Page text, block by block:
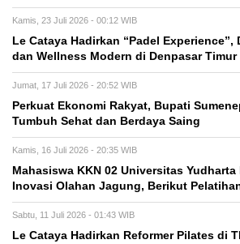
Kamis, 23 Juli 2026 - 00:12 WIB
Le Cataya Hadirkan “Padel
dan Wellness Modern di Denpasar Timur
Jumat, 17 Juli 2026 - 20:52 WIB
Perkuat Ekonomi Rakyat, Bupati
Tumbuh Sehat dan Berdaya Saing
Kamis, 16 Juli 2026 - 20:35 WIB
Mahasiswa KKN 02 Universitas
Inovasi Olahan Jagung, Berikut
Sabtu, 11 Juli 2026 - 01:43 WIB
Le Cataya Hadirkan Reformer Pilates di